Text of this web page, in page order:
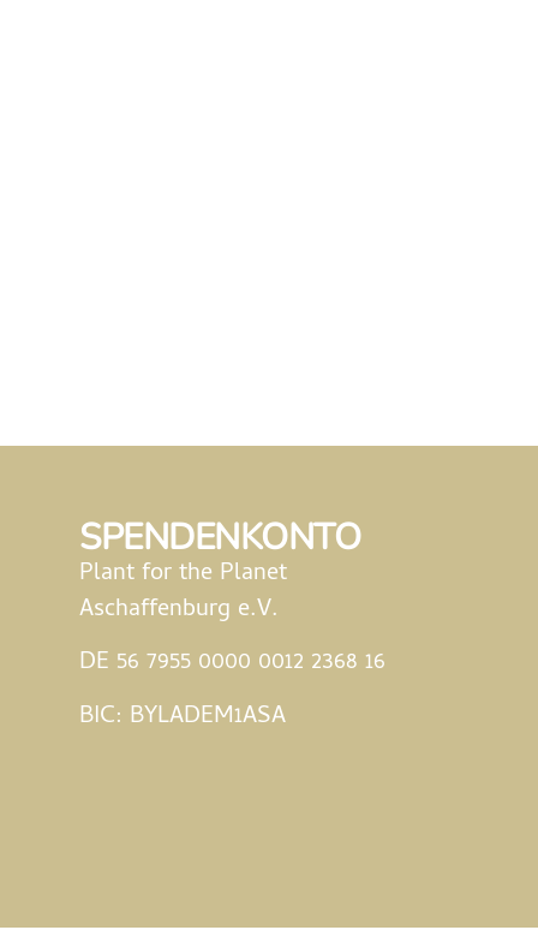
SPENDENKONTO
Plant for the Planet
Aschaffenburg e.V.
DE 56 7955 0000 0012 2368 16
BIC: BYLADEM1ASA